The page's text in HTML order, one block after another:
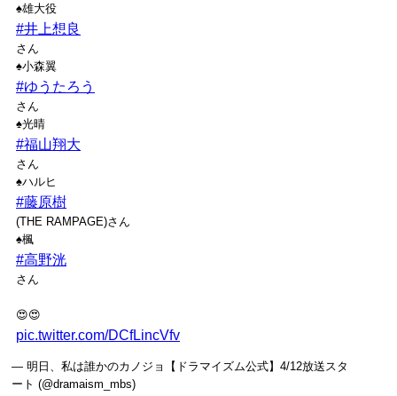
♠️雄大役
#井上想良
さん
♠️小森翼
#ゆうたろう
さん
♠️光晴
#福山翔大
さん
♠️ハルヒ
#藤原樹
(THE RAMPAGE)さん
♠️楓
#高野洸
さん
😍😍
pic.twitter.com/DCfLincVfv
— 明日、私は誰かのカノジョ【ドラマイズム公式】4/12放送スタ
ート (@dramaism_mbs)